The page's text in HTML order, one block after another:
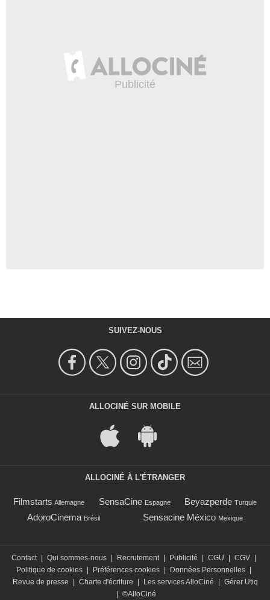
SUIVEZ-NOUS
ALLOCINÉ SUR MOBILE
ALLOCINÉ À L'ÉTRANGER
Filmstarts Allemagne SensaCine Espagne Beyazperde Turquie
AdoroCinema Brésil Sensacine México Mexique
Contact Qui sommes-nous Recrutement Publicité CGU CGV
Politique de cookies
Préférences cookies Données Personnelles
Revue de presse
Charte d'écriture Les services AlloCiné
Gérer Utiq
©AlloCiné